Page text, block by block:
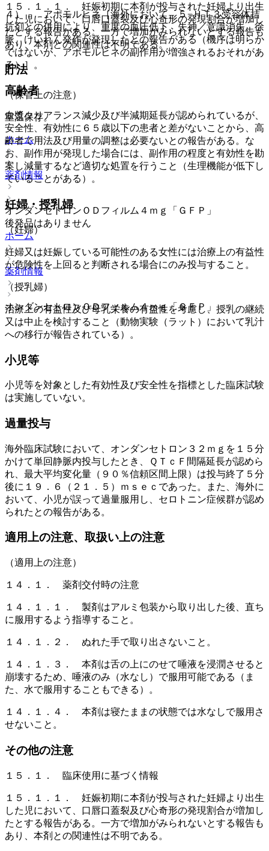
１５．１．１． 妊娠初期に本剤が投与された妊婦より出生
した児において、口唇口蓋裂及び心奇形の発現割合が増加し
たとする報告がある。一方で増加がみられないとする報告も
あり、本剤との関連性は不明である。
貯法
（保管上の注意）
室温保存。
ホーム
薬剤情報
オンダンセトロンＯＤフィルム４ｍｇ「ＧＦＰ」
後発品はありません
ホーム
薬剤情報
オンダンセトロンＯＤフィルム４ｍｇ「ＧＦＰ」
４）． アポモルヒネ［海外において、５−ＨＴ３受容体拮
抗剤との併用により、重度の血圧低下、失神／意識消失、徐
脈、けいれん発作が発現したとの報告がある（機序は明らか
ではないが、アポモルヒネの副作用が増強されるおそれがあ
る）］。
高齢者
血漿クリアランス減少及び半減期延長が認められているが、
安全性、有効性に６５歳以下の患者と差がないことから、高
齢者で用法及び用量の調整は必要ないとの報告がある。な
お、副作用が発現した場合には、副作用の程度と有効性を勘
案し減量するなど適切な処置を行うこと（生理機能が低下し
ていることがある）。
妊婦・授乳婦
（妊婦）
妊婦又は妊娠している可能性のある女性には治療上の有益性
が危険性を上回ると判断される場合にのみ投与すること。
（授乳婦）
治療上の有益性及び母乳栄養の有益性を考慮し、授乳の継続
又は中止を検討すること（動物実験（ラット）において乳汁
への移行が報告されている）。
小児等
小児等を対象とした有効性及び安全性を指標とした臨床試験
は実施していない。
過量投与
海外臨床試験において、オンダンセトロン３２ｍｇを１５分
かけて単回静脈内投与したとき、ＱＴｃＦ間隔延長が認めら
れ、最大平均変化量（９０％信頼区間上限）は投与終了５分
後に１９．６（２１．５）ｍｓｅｃであった。また、海外に
おいて、小児が誤って過量服用し、セロトニン症候群が認め
られたとの報告がある。
適用上の注意、取扱い上の注意
（適用上の注意）
１４．１． 薬剤交付時の注意
１４．１．１． 製剤はアルミ包装から取り出した後、直ち
に服用するよう指導すること。
１４．１．２． ぬれた手で取り出さないこと。
１４．１．３． 本剤は舌の上にのせて唾液を浸潤させると
崩壊するため、唾液のみ（水なし）で服用可能である（ま
た、水で服用することもできる）。
１４．１．４． 本剤は寝たままの状態では水なしで服用さ
せないこと。
その他の注意
１５．１． 臨床使用に基づく情報
１５．１．１． 妊娠初期に本剤が投与された妊婦より出生
した児において、口唇口蓋裂及び心奇形の発現割合が増加し
たとする報告がある。一方で増加がみられないとする報告も
あり、本剤との関連性は不明である。